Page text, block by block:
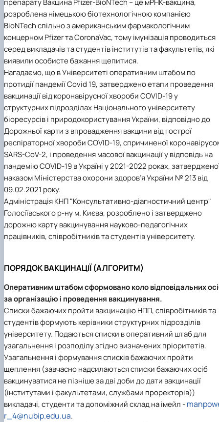
препарату Вакцина Pfizer-BioNTech – це мРНК-вакцина,
розроблена німецькою біотехнологічною компанією
BioNTech спільно з американським фармакологічним
концерном Pfizer та CoronaVac, тому імунізація проводиться
серед викладачів та студентів інститутів та факультетів, які
виявили особисте бажання щепитися.
Нагадаємо, що в Університеті оперативним штабом по
протидії пандемії Covid 19, затверджено етапи проведення
вакцинації від коронавірусної хвороби COVID-19 у
структурних підрозділах Національного університету
біоресурсів і природокористування України, відповідно до
Дорожньої карти з впровадження вакцини від гострої
респіраторної хвороби COVID-19, спричиненої
SARS-CoV-2, і проведення масової вакцинації у відповідь на
пандемію COVID-19 в Україні у 2021-2022 роках,
наказом Міністерства охорони здоров’я України № 213 від
09.02.2021 року.
Адміністрація КНП "Консультативно-діагностичний центр"
Голосіївського р-ну м. Києва, розроблено і затверджено
дорожню карту вакцинування науково-педагогічних
працівників, співробітників та студентів університету.
ПОРЯДОК ВАКЦИНАЦІЇ (АЛГОРИТМ)
Оперативним штабом сформовано коло відповідальних
за організацію і проведення вакцинування.
Списки бажаючих пройти вакцинацію НПП, співробітників та
студентів формують керівники структурних підрозділів
університету. Подаються списки в оперативний штаб для
узагальнення і розподілу згідно визначених пріоритетів.
Узагальнення і формування списків бажаючих пройти
щеплення (завчасно надсилаються списки бажаючих осіб
вакцинуватися не пізніше за дві доби до дати вакцинації
(інститутами і факультетами, службами проректорів))
викладачі, студенти та допоміжний склад на імейл -
r_4@nubip.edu.ua.